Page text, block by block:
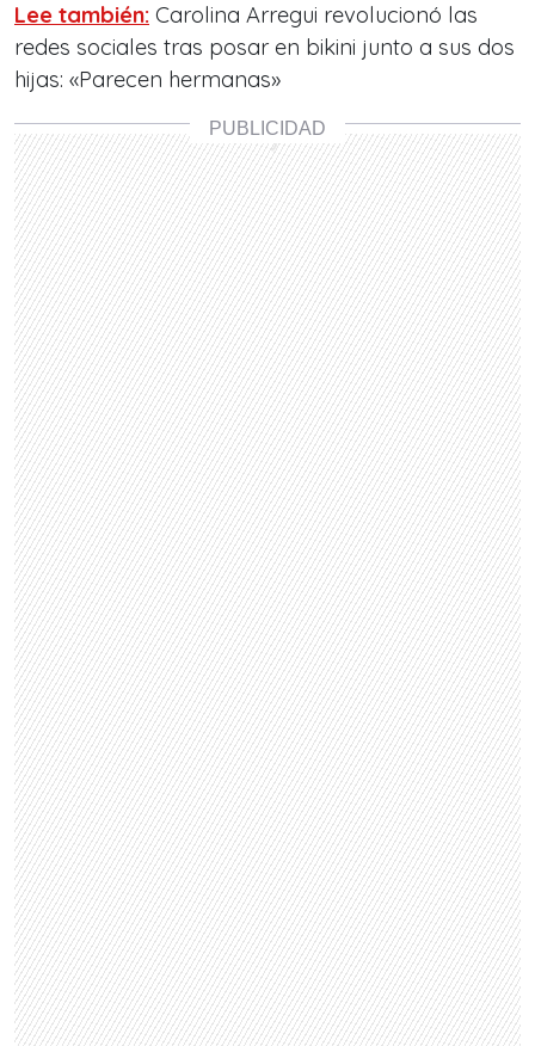
Lee también: Carolina Arregui revolucionó las
redes sociales tras posar en bikini junto a sus dos
hijas: «Parecen hermanas»